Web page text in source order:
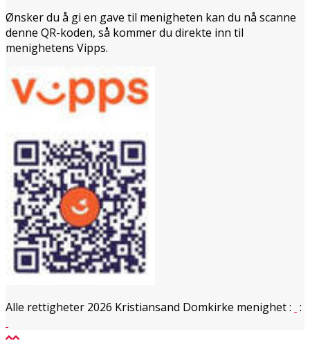
Ønsker du å gi en gave til menigheten kan du nå scanne
denne QR-koden, så kommer du direkte inn til
menighetens Vipps.
Alle rettigheter 2026 Kristiansand Domkirke menighet: :